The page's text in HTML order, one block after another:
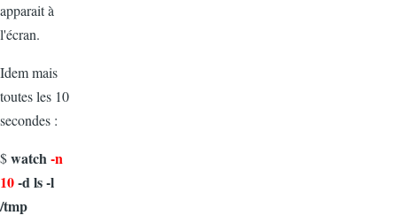
apparait à
l'écran.
Idem mais
toutes les 10
secondes :
$watch-n
10-d ls -l
/tmp